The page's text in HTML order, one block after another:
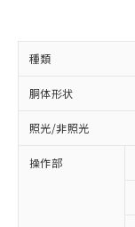
種類
胴体形状
照光/非照光
操作部